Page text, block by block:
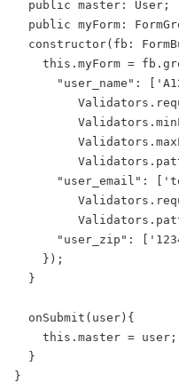
  public master: User;
public myForm:
constructor(fb:
this.myForm =
"user_name":
"user_email":
"user_zip":
    });
  }
  onSubmit(user){
    this.master = user;
  }
}